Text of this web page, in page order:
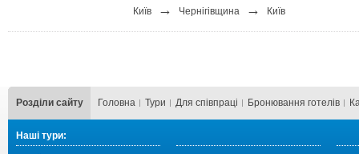
Київ
→ Чернігівщина → Київ
Розділи сайту Головна Тури Для cпівпраці Бронювання готелів
Наші тури: